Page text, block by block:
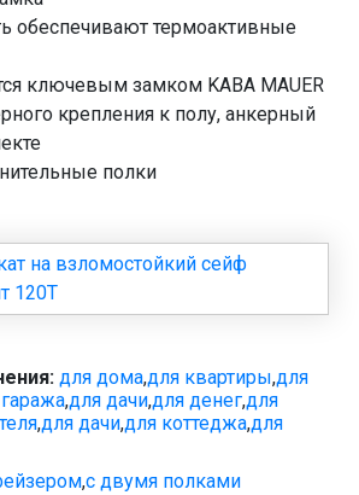
обеспечивают термоактивные
ключевым замком KABA MAUER
крепления к полу, анкерный
полки
на взломостойкий сейф
120Т
для дома,для квартиры,для
,для дачи,для денег,для
,для дачи,для коттеджа,для
,с двумя полками